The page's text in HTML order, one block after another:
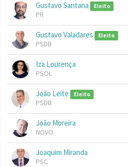
Gustavo Santana Eleito
PR
Gustavo Valadares Eleito
PSDB
Iza Lourença
PSOL
João Leite Eleito
PSDB
João Moreira
NOVO
Joaquim Miranda
PSC